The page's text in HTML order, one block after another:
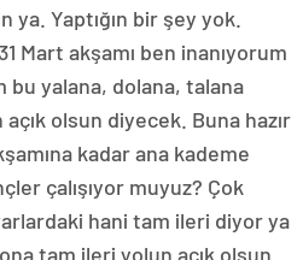
ya. Yaptığın bir şey yok.
Mart akşamı ben inanıyorum
yalana, dolana, talana
olsun diyecek. Buna hazır
kadar ana kademe
çalışıyor muyuz? Çok
hani tam ileri diyor ya
tam ileri yolun açık olsun